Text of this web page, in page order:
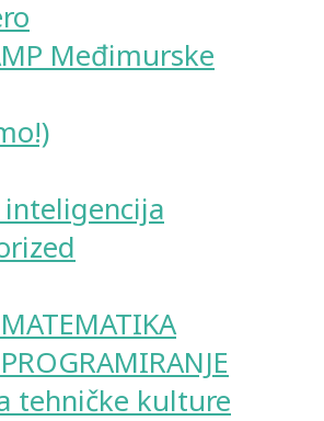
Međimurske
tehničke kulture